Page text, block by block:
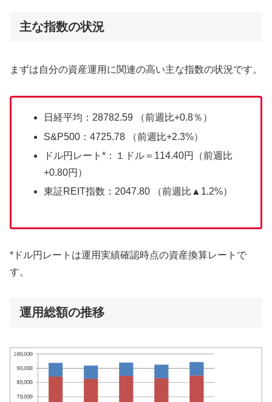
主な指数の状況
まずは自分の資産運用に関連の高い主な指数の状況です。
日経平均：28782.59 （前週比+0.8％）
S&P500：4725.78 （前週比+2.3%）
ドル円レート*：１ドル＝114.40円（前週比
+0.80円）
東証REIT指数：2047.80 （前週比▲1.2%）
*ドル円レートは運用実績確認時点の資産換算レートで
す。
運用総額の推移